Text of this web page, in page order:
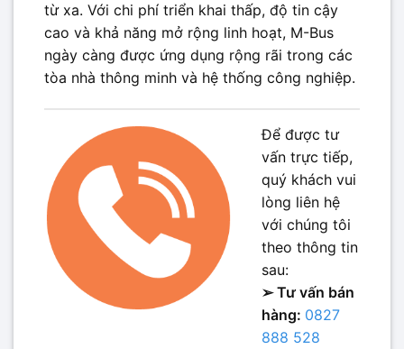
từ xa. Với chi phí triển khai thấp, độ tin cậy
cao và khả năng mở rộng linh hoạt, M-Bus
ngày càng được ứng dụng rộng rãi trong các
tòa nhà thông minh và hệ thống công nghiệp.
Để được tư
vấn trực tiếp,
quý khách vui
lòng liên hệ
với chúng tôi
theo thông tin
sau:
➢ Tư vấn bán
hàng: 0827
888 528